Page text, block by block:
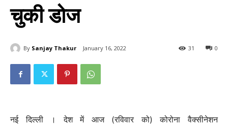
चुकी डोज
By Sanjay Thakur January 16, 2022 0
31
नई दिल्ली । देश में आज (रविवार को) कोरोना वैक्सीनेशन